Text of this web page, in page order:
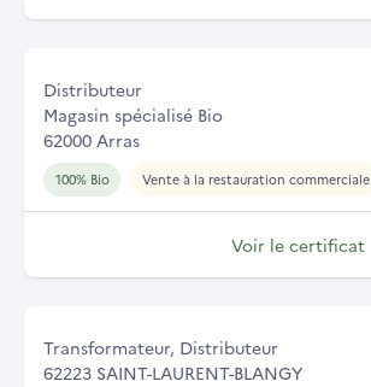
Distributeur
Magasin spécialisé Bio
62000 Arras
100% Bio Vente à la restauration commerciale
Voir le certificat
Transformateur, Distributeur
62223 SAINT-LAURENT-BLANGY